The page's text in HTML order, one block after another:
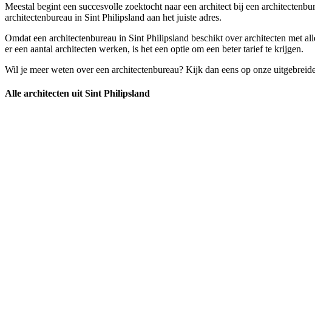
Meestal begint een succesvolle zoektocht naar een architect bij een
architectenbureau in Sint Philipsland aan het juiste adres.
Omdat een architectenbureau in Sint Philipsland beschikt over architecten met
er een aantal architecten werken, is het een optie om een beter tarief te krijgen.
Wil je meer weten over een architectenbureau? Kijk dan eens op onze
Alle architecten uit Sint Philipsland